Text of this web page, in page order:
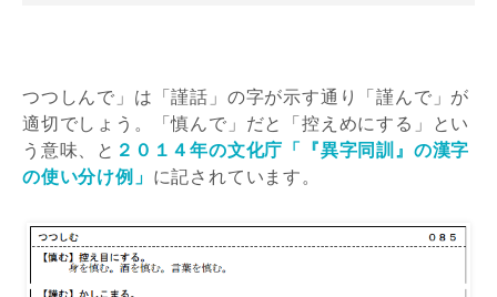
つつしんで」は「謹話」の字が示す通り「謹んで」が
適切でしょう。「慎んで」だと「控えめにする」とい
う意味、と ２０１４年の文化庁「『異字同訓』の漢字
の使い分け例」 に記されています。